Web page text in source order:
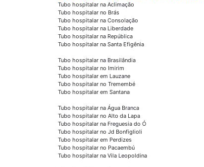
Tubo hospitalar na Aclimação
Tubo hospitalar no Brás
Tubo hospitalar na Consolação
Tubo hospitalar na Liberdade
Tubo hospitalar na República
Tubo hospitalar na Santa Efigênia
Tubo hospitalar na Brasilândia
Tubo hospitalar no Imirim
Tubo hospitalar em Lauzane
Tubo hospitalar no Tremembé
Tubo hospitalar em Santana
Tubo hospitalar na Água Branca
Tubo hospitalar no Alto da Lapa
Tubo hospitalar na Freguesia do Ó
Tubo hospitalar no Jd Bonfiglioli
Tubo hospitalar em Perdizes
Tubo hospitalar no Pacaembú
Tubo hospitalar na Vila Leopoldina